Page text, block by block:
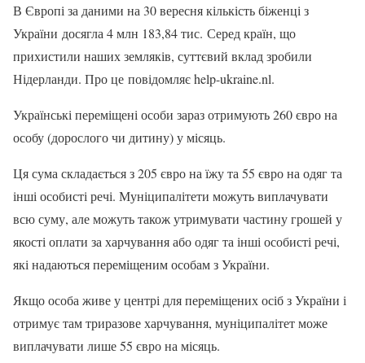
В Європі за даними на 30 вересня кількість біженці з
України досягла 4 млн 183,84 тис. Серед країн, що
прихистили наших земляків, суттєвий вклад зробили
Нідерланди. Про це повідомляє help-ukraine.nl.
Українські переміщені особи зараз отримують 260 євро на
особу (дорослого чи дитину) у місяць.
Ця сума складається з 205 євро на їжу та 55 євро на одяг та
інші особисті речі. Муніципалітети можуть виплачувати
всю суму, але можуть також утримувати частину грошей у
якості оплати за харчування або одяг та інші особисті речі,
які надаються переміщеним особам з України.
Якщо особа живе у центрі для переміщених осіб з України і
отримує там триразове харчування, муніципалітет може
виплачувати лише 55 євро на місяць.